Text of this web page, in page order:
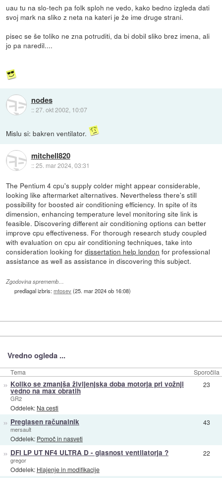
uau tu na slo-tech pa folk sploh ne vedo, kako bedno izgleda dati
svoj mark na sliko z neta na kateri je že ime druge strani.
pisec se še toliko ne zna potruditi, da bi dobil sliko brez imena, ali
jo pa naredil....
nodes
::27. okt 2002, 10:07
Mislu si: bakren ventilator.
mitchell820
::25. mar 2024, 03:31
The Pentium 4 cpu's supply colder might appear considerable,
looking like aftermarket alternatives. Nevertheless there's still
possibility for boosted air conditioning efficiency. In spite of its
dimension, enhancing temperature level monitoring site link is
feasible. Discovering different air conditioning options can better
improve cpu effectiveness. For thorough research study coupled
with evaluation on cpu air conditioning techniques, take into
consideration looking fordissertation help london for professional
assistance as well as assistance in discovering this subject.
Zgodovina sprememb…
predlagal izbris:mtosev(25. mar 2024 ob 16:08)
Vredno ogleda ...
Tema Sporočila
» Koliko se zmanjša življenjska doba motorja pri vožnji
vedno na max obratih
GR2
Oddelek: Na cesti
23
» Preglasen računalnik
mersault
Oddelek: Pomoč in nasveti
43
» DFI LP UT NF4 ULTRA D - glasnost ventilatorja ?
gregor
Oddelek: Hlajenje in modifikacije
22